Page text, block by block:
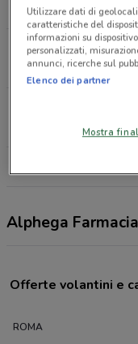
4.3 km
Via Aurelia,
5.4 km
Alphega
Offerte volantini e
ROMA
Utilizzare dati di
caratteristiche del
informazioni su
personalizzati,
annunci, ricerche sul
Elenco dei partner
Mostra